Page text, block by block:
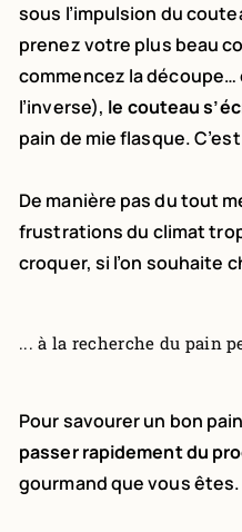
sous l’impulsion du
prenez votre plus beau
commencez la
l’inverse), le couteau
pain de mie flasque.
De manière pas du tout
frustrations du climat
croquer, si l’on souhaite
... à la recherche du pain
Pour savourer un bon
passer rapidement du
gourmand que vous